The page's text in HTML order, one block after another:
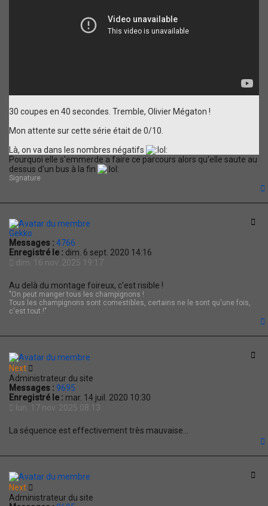
30 coupes en 40 secondes. Tremble, Olivier Mégaton !
Mon attente sur cette série était de 0/10.
Là, on va dans les nombres négatifs
Pourquoi elle s'emmerde a faire ce parcours alors qu'elle saute au
dessus d'un bus à la fin
Signature
Gekko
Messages : 4766
Enregistré le : dim. 6 sept. 2020 14:16
dim. 16 nov. 2025 19:17
Au delà du montage foireux, c'est risible !
"On peut manger tous les champignons !
Tous les champignons sont comestibles, certains ne le sont qu'une fois,
c'est tout !"
Next
Administrateur du site
Messages : 9695
Enregistré le : mar. 14 juil. 2020 10:30
lun. 17 nov. 2025 08:13
La séquence est effectivement très mauvaise...
Next
Administrateur du site